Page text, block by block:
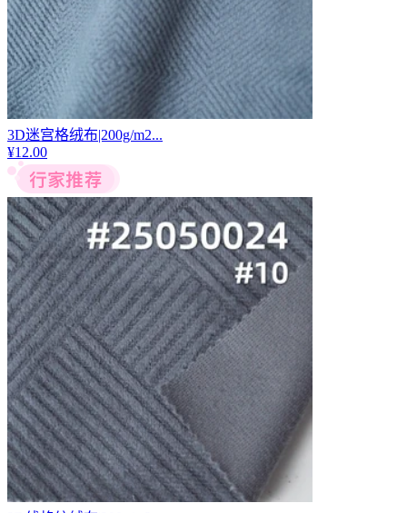
3D迷宫格绒布|200g/m2...
¥12.00